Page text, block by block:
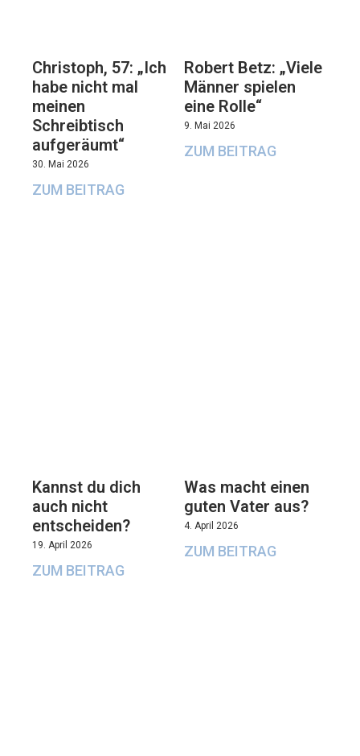
Christoph, 57: „Ich
habe nicht mal
meinen
Schreibtisch
aufgeräumt“
30. Mai 2026
ZUM BEITRAG
Robert Betz: „Viele
Männer spielen
eine Rolle“
9. Mai 2026
ZUM BEITRAG
Kannst du dich
auch nicht
entscheiden?
19. April 2026
ZUM BEITRAG
Was macht einen
guten Vater aus?
4. April 2026
ZUM BEITRAG